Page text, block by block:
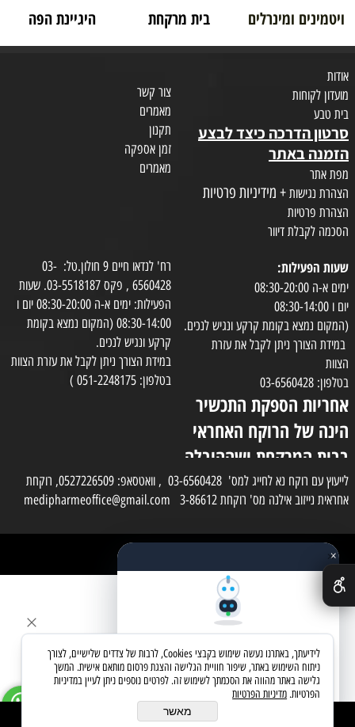
הוסף לסל
ויטמינים ומינרלים בית מרקחת היגיינת הפה
אודות
מועדון לקוחות
בית טבע
סרטון הדרכה כיצד לבצע
הזמנה באתר
מפת אתר
הצהרת נגישות + מידיניות פרטיות
הצהרת פרטיות
הסכמה לקבלת דיוור
צור קשר
מאמרים
תקנון
זמן אספקה
מאמרים
שעות הפעילות:
ימים א-ה 08:30-20:00
יום ו 08:30-14:00
(המקום נמצא בקומת קרקע ונגיש לנכים.
במידת הצורך ניתן לקבל את עזרת
הצוות
בטלפון: 03-6560428
אחריות הספקת התכשיר
הינה של הרוקח האחראי
בבית המרקחת ושההובלה
בפועל תעשה בעזרת
השליח
רח' לנדאו חיים 9 חולון.טל: 03-
6560428 , פקס 03-5518187. שעות
הפעילות: ימים א-ה 08:30-20:00 יום ו
08:30-14:00 (המקום נמצא בקומת
קרקע ונגיש לנכים.
במידת הצורך ניתן לקבל את עזרת הצוות
בטלפון: 051-2248175 )
לייעוץ עם רוקח נא לחייג למס' 03-6560428 , וואטסאפ: 0527226509, רוקחת
אחראית נייזוב אילנה מס' רוקחת 3-86612 medipharmeoffice@gmail.com
✕×
שאלו את העוזר החכם
מחפשים מוצר? אני כאן כדי לעזור
בואו נתחיל
לידיעתך, באתרנו נעשה שימוש בקבצי Cookies, לרבות של צדדים שלישיים, לצורך
ניתוח השימוש באתר, שיפור חוויית הגלישה והצגת פרסום מותאם אישית. המשך
גלישה באתר מהווה את הסכמתך לשימוש זה. לפרטים נוספים ניתן לעיין במדיניות
הפרטיות. מדיניות הפרטיות
מאשר